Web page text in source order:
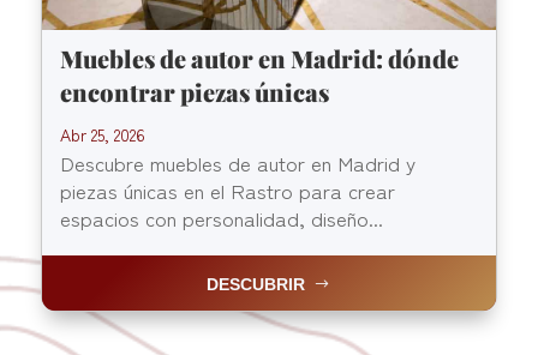
Muebles de autor en Madrid: dónde
encontrar piezas únicas
Abr 25, 2026
Descubre muebles de autor en Madrid y
piezas únicas en el Rastro para crear
espacios con personalidad, diseño...
DESCUBRIR